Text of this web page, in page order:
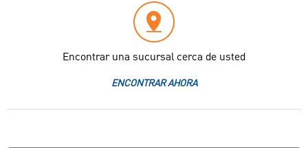
Encontrar una sucursal cerca de usted
ENCONTRAR AHORA